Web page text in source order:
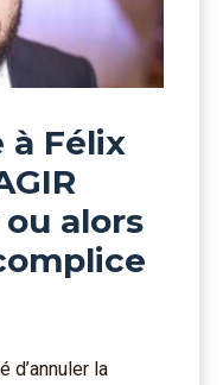
Félix
alors
d’annuler la